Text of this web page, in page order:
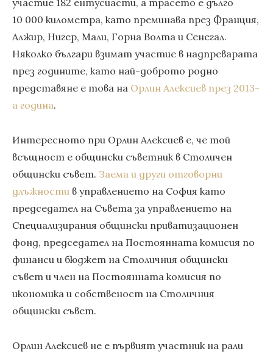
участие 182 ентусиасти, а трасето е дълго
10 000 километра, като преминава през Франция,
Алжир, Нигер, Мали, Горна Волта и Сенегал.
Няколко българи взимат участие в надпреварата
през годините, като най-доброто родно
представяне е това на Орлин Алексиев през 2013-
а година.
Интересното при Орлин Алексиев е, че той
всъщност е общински съветник в Столичен
общински съвет. Заема и други отговорни
длъжности в управлението на София като
председател на Съвета за управлението на
Специализирания общински приватизационен
фонд, председател на Постоянната комисия по
финанси и бюджет на Столичния общински
съвет и член на Постоянната комисия по
икономика и собственост на Столичния
общински съвет.
Орлин Алексиев не е първият участник на рали